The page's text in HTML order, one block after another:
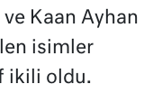
ve Kaan Ayhan
isimler
ikili oldu.